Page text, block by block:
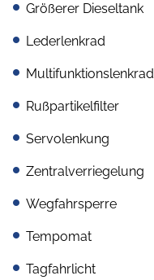
Größerer Dieseltank
Lederlenkrad
Multifunktionslenkrad
Rußpartikelfilter
Servolenkung
Zentralverriegelung
Wegfahrsperre
Tempomat
Tagfahrlicht